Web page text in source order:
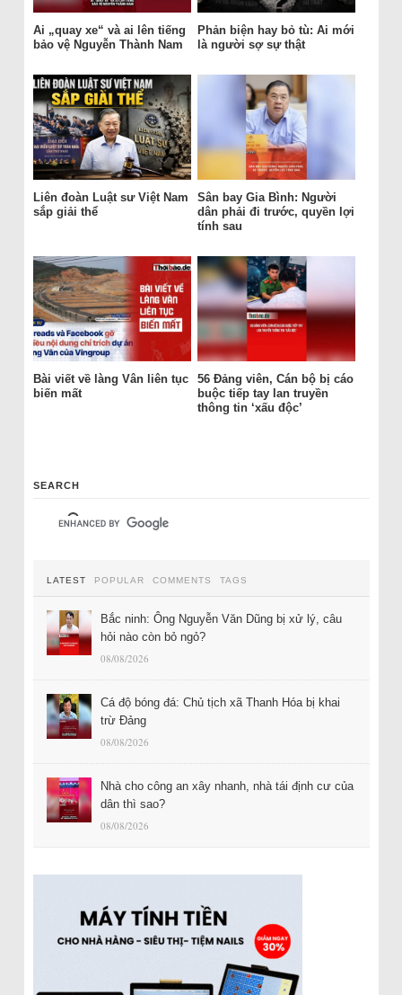
Ai „quay xe“ và ai lên tiếng
bảo vệ Nguyễn Thành Nam
Phản biện hay bỏ tù: Ai mới
là người sợ sự thật
Liên đoàn Luật sư Việt Nam
sắp giải thể
Sân bay Gia Bình: Người
dân phải đi trước, quyền lợi
tính sau
Bài viết về làng Vân liên tục
biến mất
56 Đảng viên, Cán bộ bị cáo
buộc tiếp tay lan truyền
thông tin ‘xấu độc’
SEARCH
LATEST POPULAR COMMENTS TAGS
Bắc ninh: Ông Nguyễn Văn Dũng bị xử lý, câu
hỏi nào còn bỏ ngỏ?
08/08/2026
Cá độ bóng đá: Chủ tịch xã Thanh Hóa bị khai
trừ Đảng
08/08/2026
Nhà cho công an xây nhanh, nhà tái định cư của
dân thì sao?
08/08/2026